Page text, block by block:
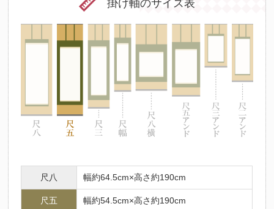
掛け軸のサイズ表
尺八 幅約64.5cm×高さ約190cm
尺五 幅約54.5cm×高さ約190cm